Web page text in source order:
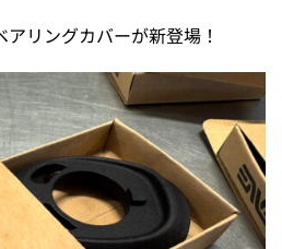
リングカバーが新登場！